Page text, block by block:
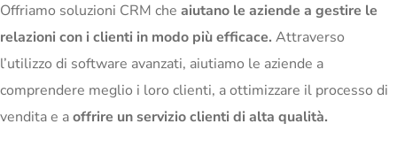
Offriamo soluzioni CRM che aiutano le aziende a gestire le
relazioni con i clienti in modo più efficace. Attraverso
l’utilizzo di software avanzati, aiutiamo le aziende a
comprendere meglio i loro clienti, a ottimizzare il processo di
vendita e aoffrire un servizio clienti di alta qualità.